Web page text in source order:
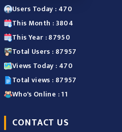
Users Today : 470
This Month : 3804
This Year : 87950
Total Users : 87957
Views Today : 470
Total views : 87957
Who's Online : 11
CONTACT US